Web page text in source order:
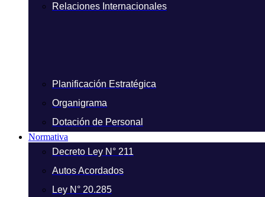
Relaciones Internacionales
Planificación Estratégica
Organigrama
Dotación de Personal
Normativa
Decreto Ley N° 211
Autos Acordados
Ley N° 20.285